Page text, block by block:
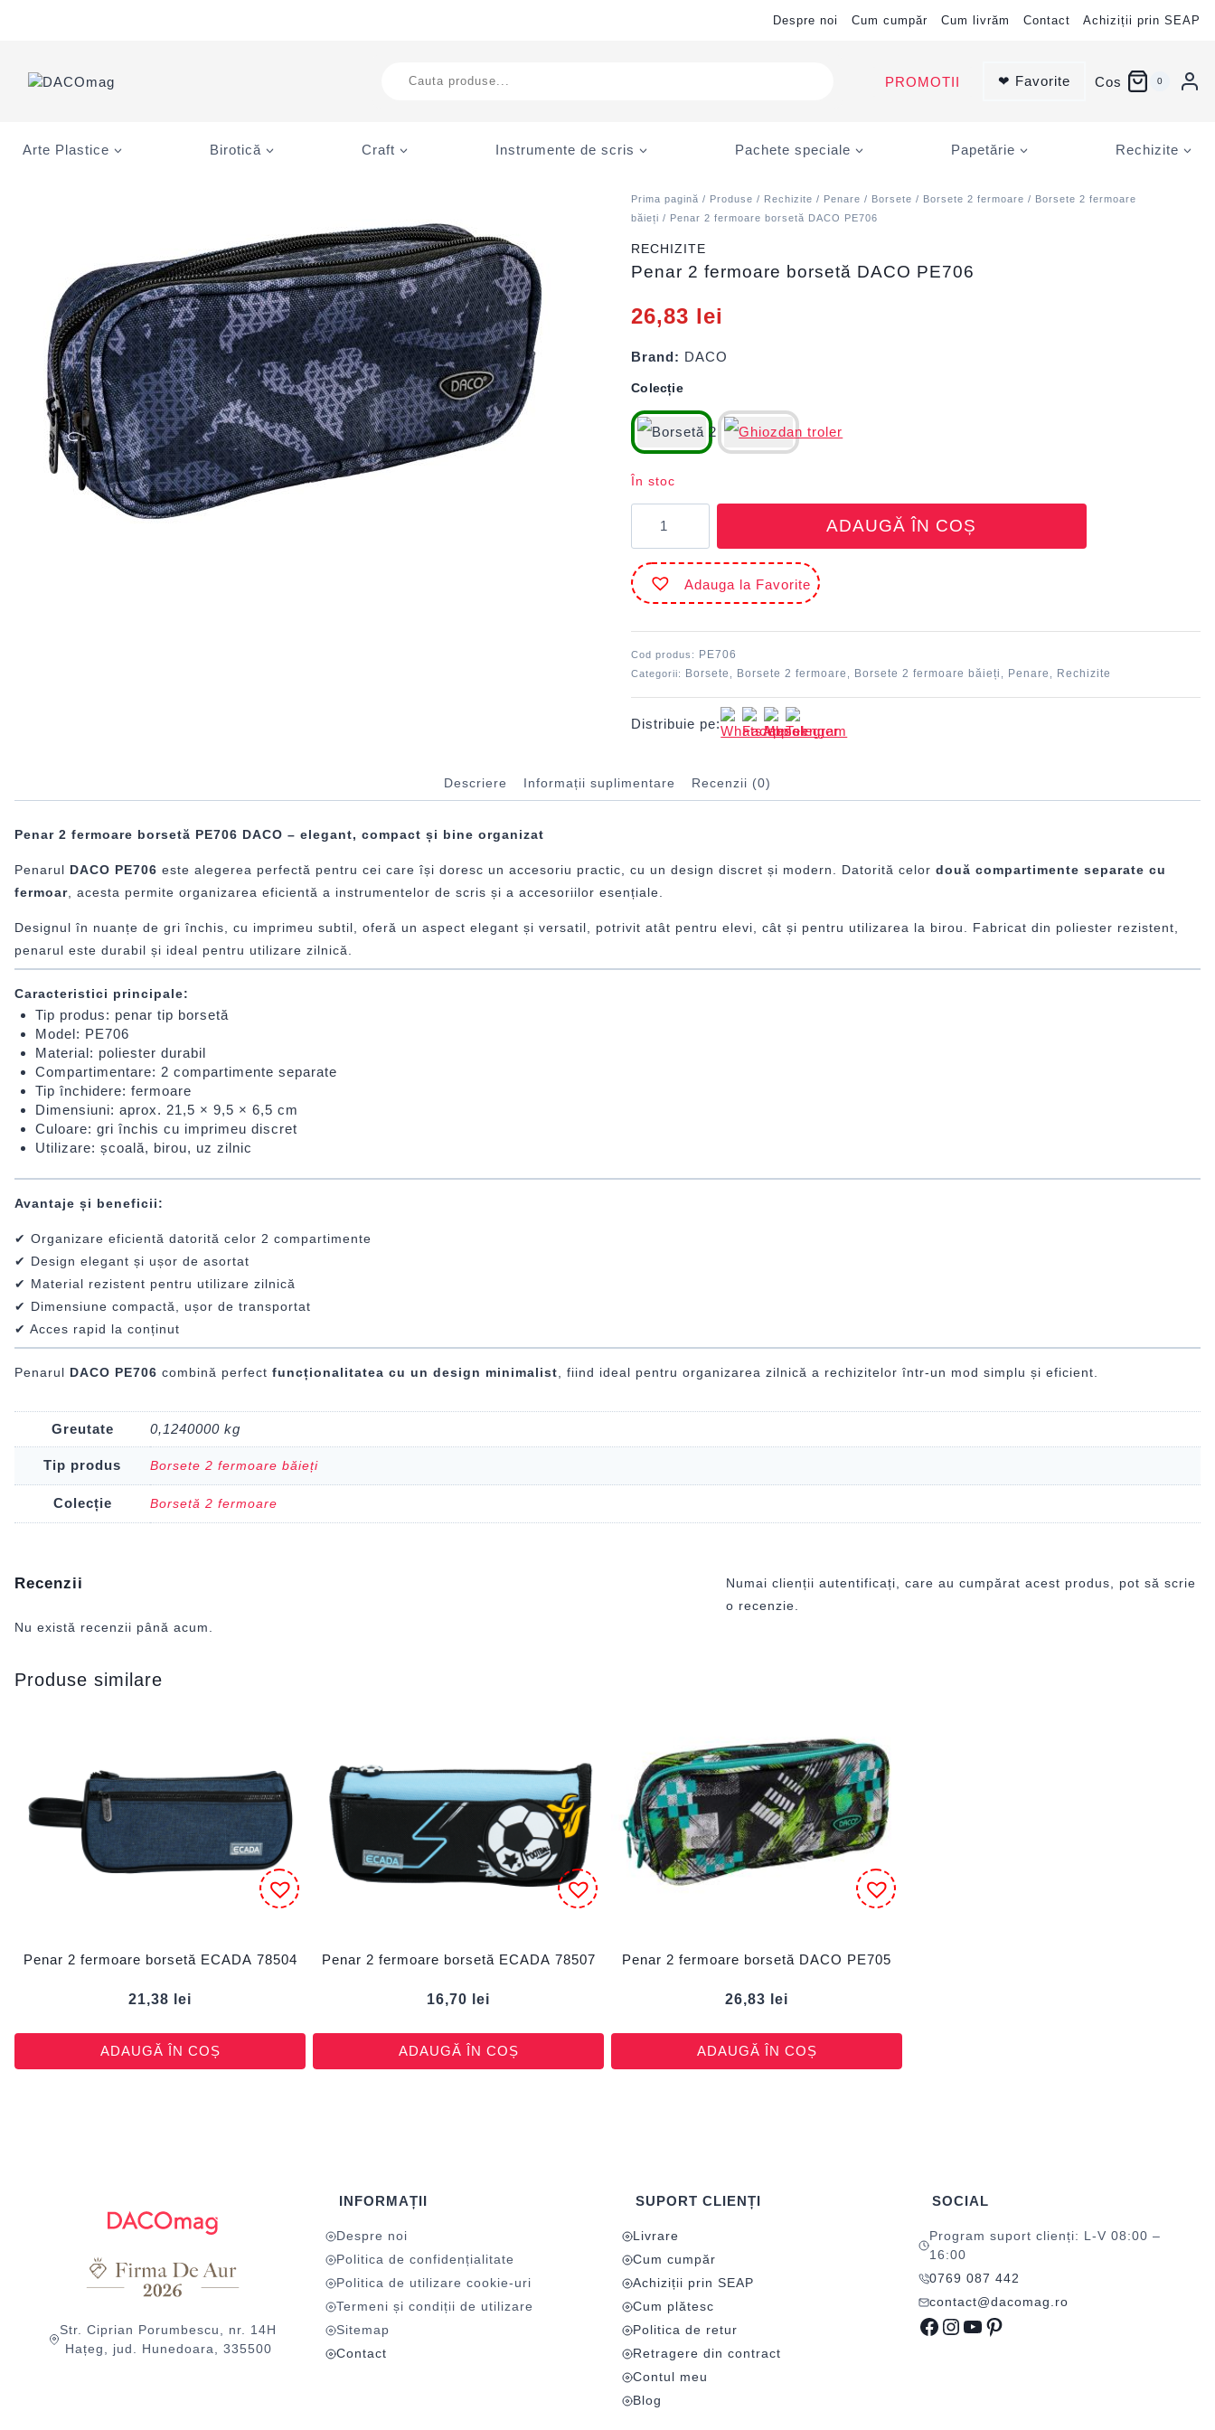
Despre noi Cum cumpăr Cum livrăm Contact Achiziții prin SEAP
search
PROMOTII ❤ Favorite Cos 0
Arte Plastice Birotică Craft Instrumente de scris Pachete speciale Papetărie Rechizite
Prima pagină / Produse / Rechizite / Penare / Borsete / Borsete 2 fermoare / Borsete 2 fermoare
băieți / Penar 2 fermoare borsetă DACO PE706
RECHIZITE
Penar 2 fermoare borsetă DACO PE706
26,83 lei
Brand: DACO
Colecție
În stoc
Penar
2
fermoare
borsetă
DACO
ADAUGĂ ÎN COȘ
Adauga la Favorite
Cod produs: PE706
Categorii: Borsete Borsete 2 fermoare Borsete 2 fermoare băieți Penare Rechizite
Distribuie pe:
Descriere Informații suplimentare Recenzii (0)
Penar 2 fermoare borsetă PE706 DACO – elegant, compact și bine organizat
Penarul DACO PE706 este alegerea perfectă pentru cei care își doresc un accesoriu practic, cu un design discret și modern. Datorită celor două compartimente separate cu
fermoar , acesta permite organizarea eficientă a instrumentelor de scris și a accesoriilor esențiale.
Designul în nuanțe de gri închis, cu imprimeu subtil, oferă un aspect elegant și versatil, potrivit atât pentru elevi, cât și pentru utilizarea la birou. Fabricat din poliester rezistent,
penarul este durabil și ideal pentru utilizare zilnică.
Caracteristici principale:
Tip produs: penar tip borsetă
Model: PE706
Material: poliester durabil
Compartimentare: 2 compartimente separate
Tip închidere: fermoare
Dimensiuni: aprox. 21,5 × 9,5 × 6,5 cm
Culoare: gri închis cu imprimeu discret
Utilizare: școală, birou, uz zilnic
Avantaje și beneficii:
✔ Organizare eficientă datorită celor 2 compartimente
✔ Design elegant și ușor de asortat
✔ Material rezistent pentru utilizare zilnică
✔ Dimensiune compactă, ușor de transportat
✔ Acces rapid la conținut
Penarul DACO PE706 combină perfect funcționalitatea cu un design minimalist , fiind ideal pentru organizarea zilnică a rechizitelor într-un mod simplu și eficient.
Greutate 0,1240000 kg
Tip produs Borsete 2 fermoare băieți
Colecție Borsetă 2 fermoare
Recenzii
Nu există recenzii până acum.
Numai clienții autentificați, care au cumpărat acest produs, pot să scrie
o recenzie.
Produse similare
Penar 2 fermoare borsetă ECADA 78504
21,38 lei
ADAUGĂ ÎN COȘ
Penar 2 fermoare borsetă ECADA 78507
16,70 lei
ADAUGĂ ÎN COȘ
Penar 2 fermoare borsetă DACO PE705
26,83 lei
ADAUGĂ ÎN COȘ
Str. Ciprian Porumbescu, nr. 14H
Hațeg, jud. Hunedoara, 335500
INFORMAȚII
Despre noi
Politica de confidențialitate
Politica de utilizare cookie-uri
Termeni și condiții de utilizare
Sitemap
Contact
SUPORT CLIENȚI
Livrare
Cum cumpăr
Achiziții prin SEAP
Cum plătesc
Politica de retur
Retragere din contract
Contul meu
Blog
SOCIAL
Program suport clienți: L-V 08:00 –
16:00
0769 087 442
contact@dacomag.ro
Facebook
Instagram
YouTube
Pinterest